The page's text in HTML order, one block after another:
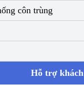
côn trùng
Hỗ trợ